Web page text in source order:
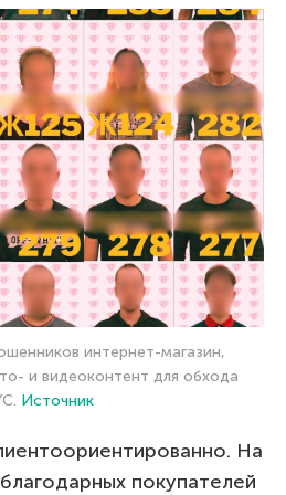
интернет-магазин,
и видеоконтент для обхода
Источник
На
покупателей